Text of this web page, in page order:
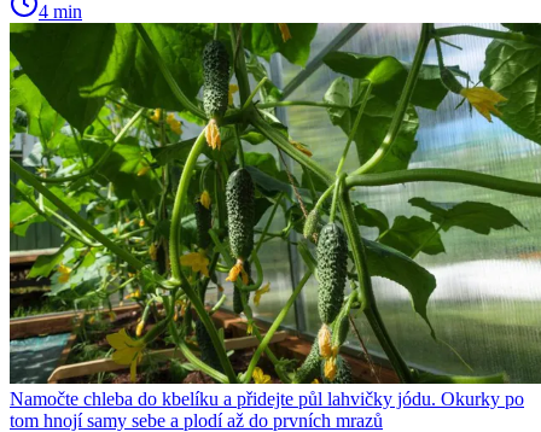
4 min
Namočte chleba do kbelíku a přidejte půl lahvičky jódu. Okurky po
tom hnojí samy sebe a plodí až do prvních mrazů